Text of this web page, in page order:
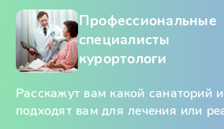
Профессиональные
специалисты
курортологи
Расскажут вам какой санаторий
подходят вам для лечения или